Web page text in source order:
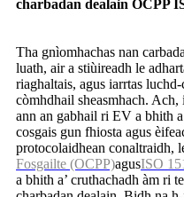
charbadan dealain OCPP
Tha gnìomhachas nan
luath, air a stiùireadh le
riaghaltais, agus iarrtas
còmhdhail sheasmhach.
ann an gabhail ri EV a bhith
cosgais gun fhiosta agus
protocolaidhean conaltraidh,
Fosgailte (OCPP)agusISO
a bhith a’ cruthachadh àm ri